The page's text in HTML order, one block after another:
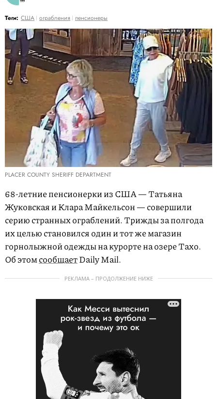
Теги: США ограбления пенсионеры
PLACER COUNTY SHERIFF DEPARTMENT
68-летние пенсионерки из США — Татьяна
Жуковская и Клара Майкельсон — совершили
серию странных ограблений. Трижды за полгода
их целью становился один и тот же магазин
горнолыжной одежды на курорте на озере Тахо.
Об этомсообщаетDaily Mail.
РЕКЛАМА – ПРОДОЛЖЕНИЕ НИЖЕ